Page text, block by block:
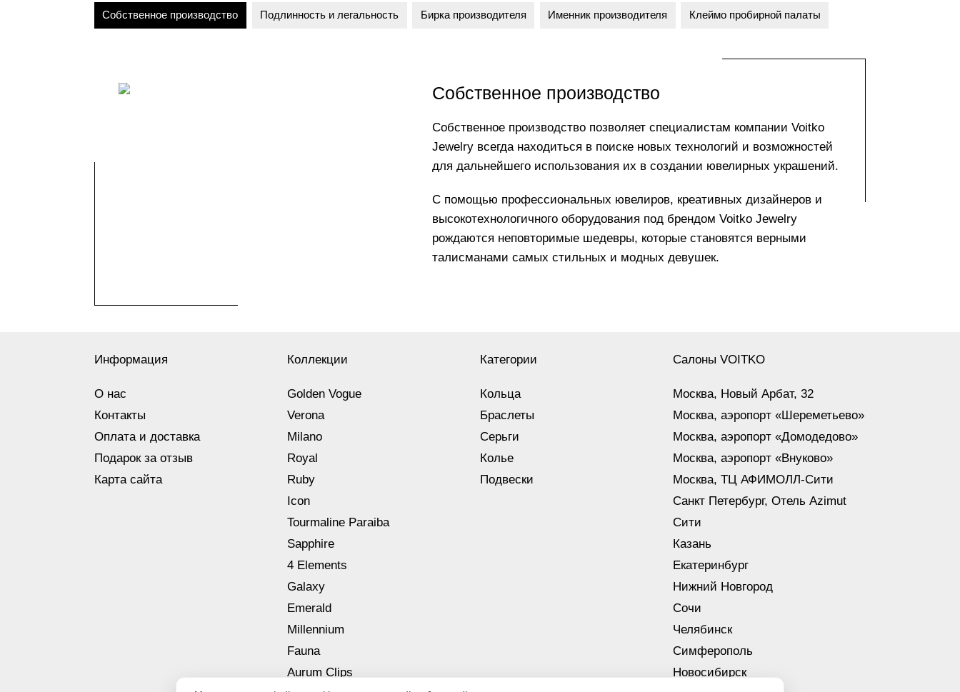
Собственное производство Подлинность и легальность Бирка производителя Именник производителя Клеймо пробирной палаты
Собственное производство
Собственное производство позволяет специалистам компании Voitko
Jewelry всегда находиться в поиске новых технологий и возможностей
для дальнейшего использования их в создании ювелирных украшений.
С помощью профессиональных ювелиров, креативных дизайнеров и
высокотехнологичного оборудования под брендом Voitko Jewelry
рождаются неповторимые шедевры, которые становятся верными
талисманами самых стильных и модных девушек.
Информация
О нас
Контакты
Оплата и доставка
Подарок за отзыв
Карта сайта
Коллекции
Golden Vogue
Verona
Milano
Royal
Ruby
Icon
Tourmaline Paraiba
Sapphire
4 Elements
Galaxy
Emerald
Millennium
Fauna
Aurum Clips
Категории
Кольца
Браслеты
Серьги
Колье
Подвески
Салоны VOITKO
Москва, Новый Арбат, 32
Москва, аэропорт «Шереметьево»
Москва, аэропорт «Домодедово»
Москва, аэропорт «Внуково»
Москва, ТЦ АФИМОЛЛ-Сити
Санкт Петербург, Отель Azimut
Сити
Казань
Екатеринбург
Нижний Новгород
Сочи
Челябинск
Симферополь
Новосибирск